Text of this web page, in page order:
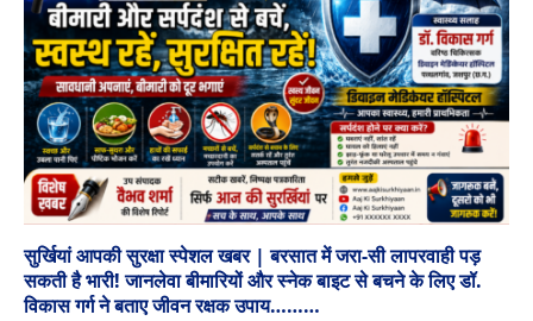
सुर्खियां आपकी सुरक्षा स्पेशल खबर | बरसात में जरा-सी लापरवाही पड़
सकती है भारी! जानलेवा बीमारियों और स्नेक बाइट से बचने के लिए डॉ.
विकास गर्ग ने बताए जीवन रक्षक उपाय………